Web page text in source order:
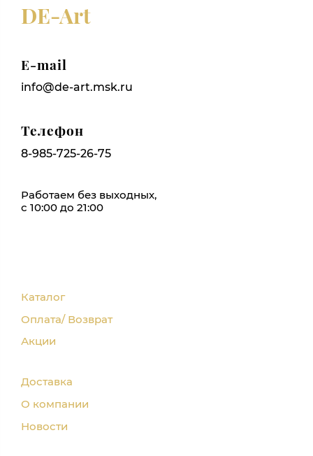
DE-Art
E-mail
info@de-art.msk.ru
Телефон
8-985-725-26-75
Работаем без выходных,
с 10:00 до 21:00
Каталог
Оплата/ Возврат
Акции
Доставка
О компании
Новости